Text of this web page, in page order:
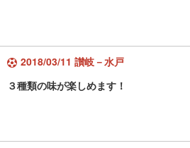
2018/03/11 讃岐－水戸
３種類の味が楽しめます！